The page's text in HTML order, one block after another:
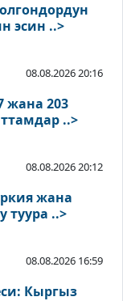
эсин ..>
08.08.2026 20:16
жана 203
..>
08.08.2026 20:12
жана
туура ..>
08.08.2026 16:59
Кыргыз